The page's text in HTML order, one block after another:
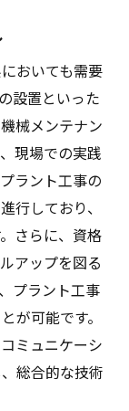
リア戦略
ップするに
ルの価値
アアップ方
フト
派遣の魅力
関係性
役割
働きやすさ
おいても需要
設置といった
械メンテナン
現場での実践
ラント工事の
行しており、
さらに、資格
アップを図る
プラント工事
が可能です。
ミュニケーシ
総合的な技術